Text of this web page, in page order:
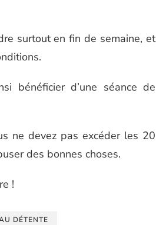
surtout en fin de semaine, et
bénéficier d’une séance de
ne devez pas excéder les 20
des bonnes choses.
!
DÉTENTE